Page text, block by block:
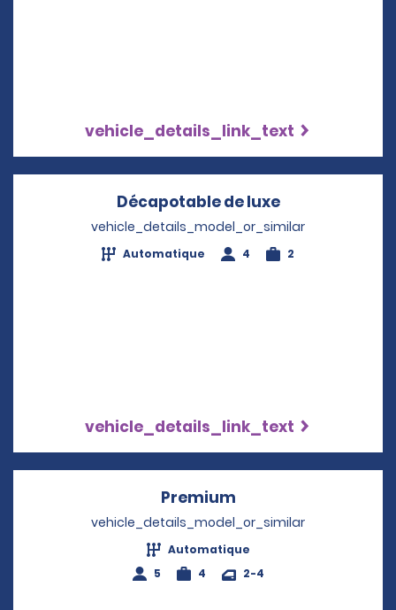
vehicle_details_link_text
Décapotable de luxeOpens in a
vehicle_details_model_or_similar
Automatique 4 2
vehicle_details_link_text
Premium
vehicle_details_model_or_similar
Automatique
5
4 2-4